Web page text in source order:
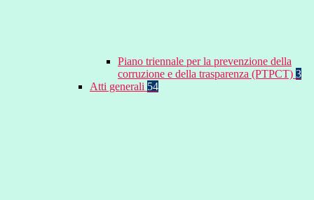
Piano triennale per la prevenzione della
corruzione e della trasparenza (PTPCT) 3
Atti generali 54